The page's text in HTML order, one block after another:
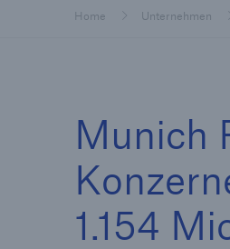
Home Unternehmen
Munich
1.154
Bewältigen Sie
Versicherer
Unsere